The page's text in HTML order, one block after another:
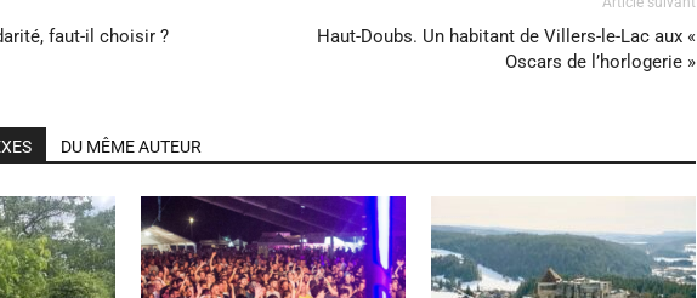
faut-il choisir ?
Haut-Doubs. Un habitant de Villers-le-Lac aux «
Oscars de l’horlogerie »
DU MÊME AUTEUR